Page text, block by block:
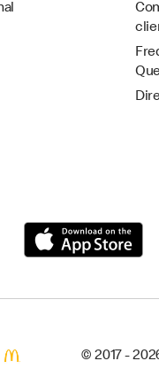
© 2017 -